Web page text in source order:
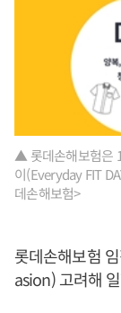
▲ 롯데손해보험은
이(Everyday FIT
데손해보험>
롯데손해보험
asion) 고려해